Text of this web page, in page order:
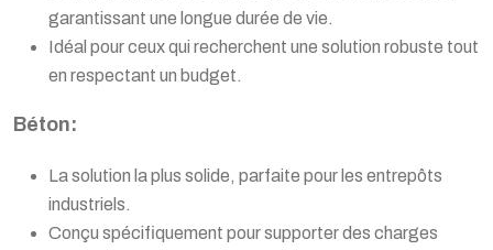
garantissant une longue durée de vie.
Idéal pour ceux qui recherchent une solution robuste tout
en respectant un budget.
Béton:
La solution la plus solide, parfaite pour les entrepôts
industriels.
Conçu spécifiquement pour supporter des charges